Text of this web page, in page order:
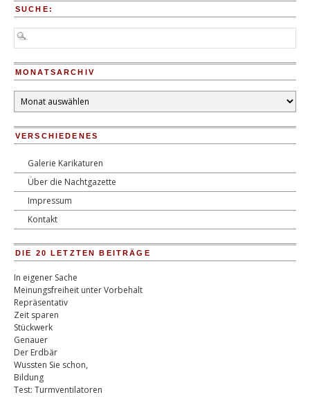
SUCHE:
MONATSARCHIV
Monatsarchiv
VERSCHIEDENES
Galerie Karikaturen
Über die Nachtgazette
Impressum
Kontakt
DIE 20 LETZTEN BEITRÄGE
In eigener Sache
Meinungsfreiheit unter Vorbehalt
Repräsentativ
Zeit sparen
Stückwerk
Genauer
Der Erdbär
Wussten Sie schon,
Bildung
Test: Turmventilatoren